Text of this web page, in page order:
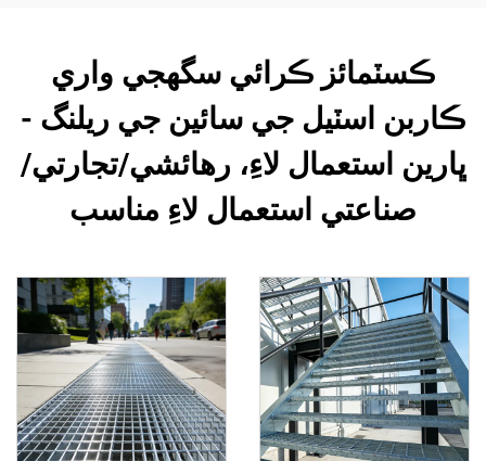
ڪسٽمائز ڪرائي سگھجي واري
ڪاربن اسٽيل جي سائين جي ريلنگ -
ڀارين استعمال لاءِ، رهائشي/تجارتي/
صناعتي استعمال لاءِ مناسب